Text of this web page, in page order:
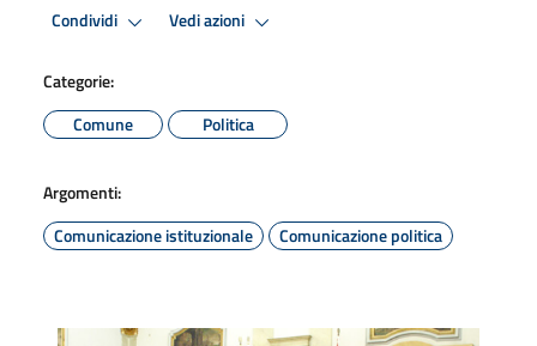
Condividi Vedi azioni
Categorie:
Comune
Politica
Argomenti:
Comunicazione istituzionale
Comunicazione politica